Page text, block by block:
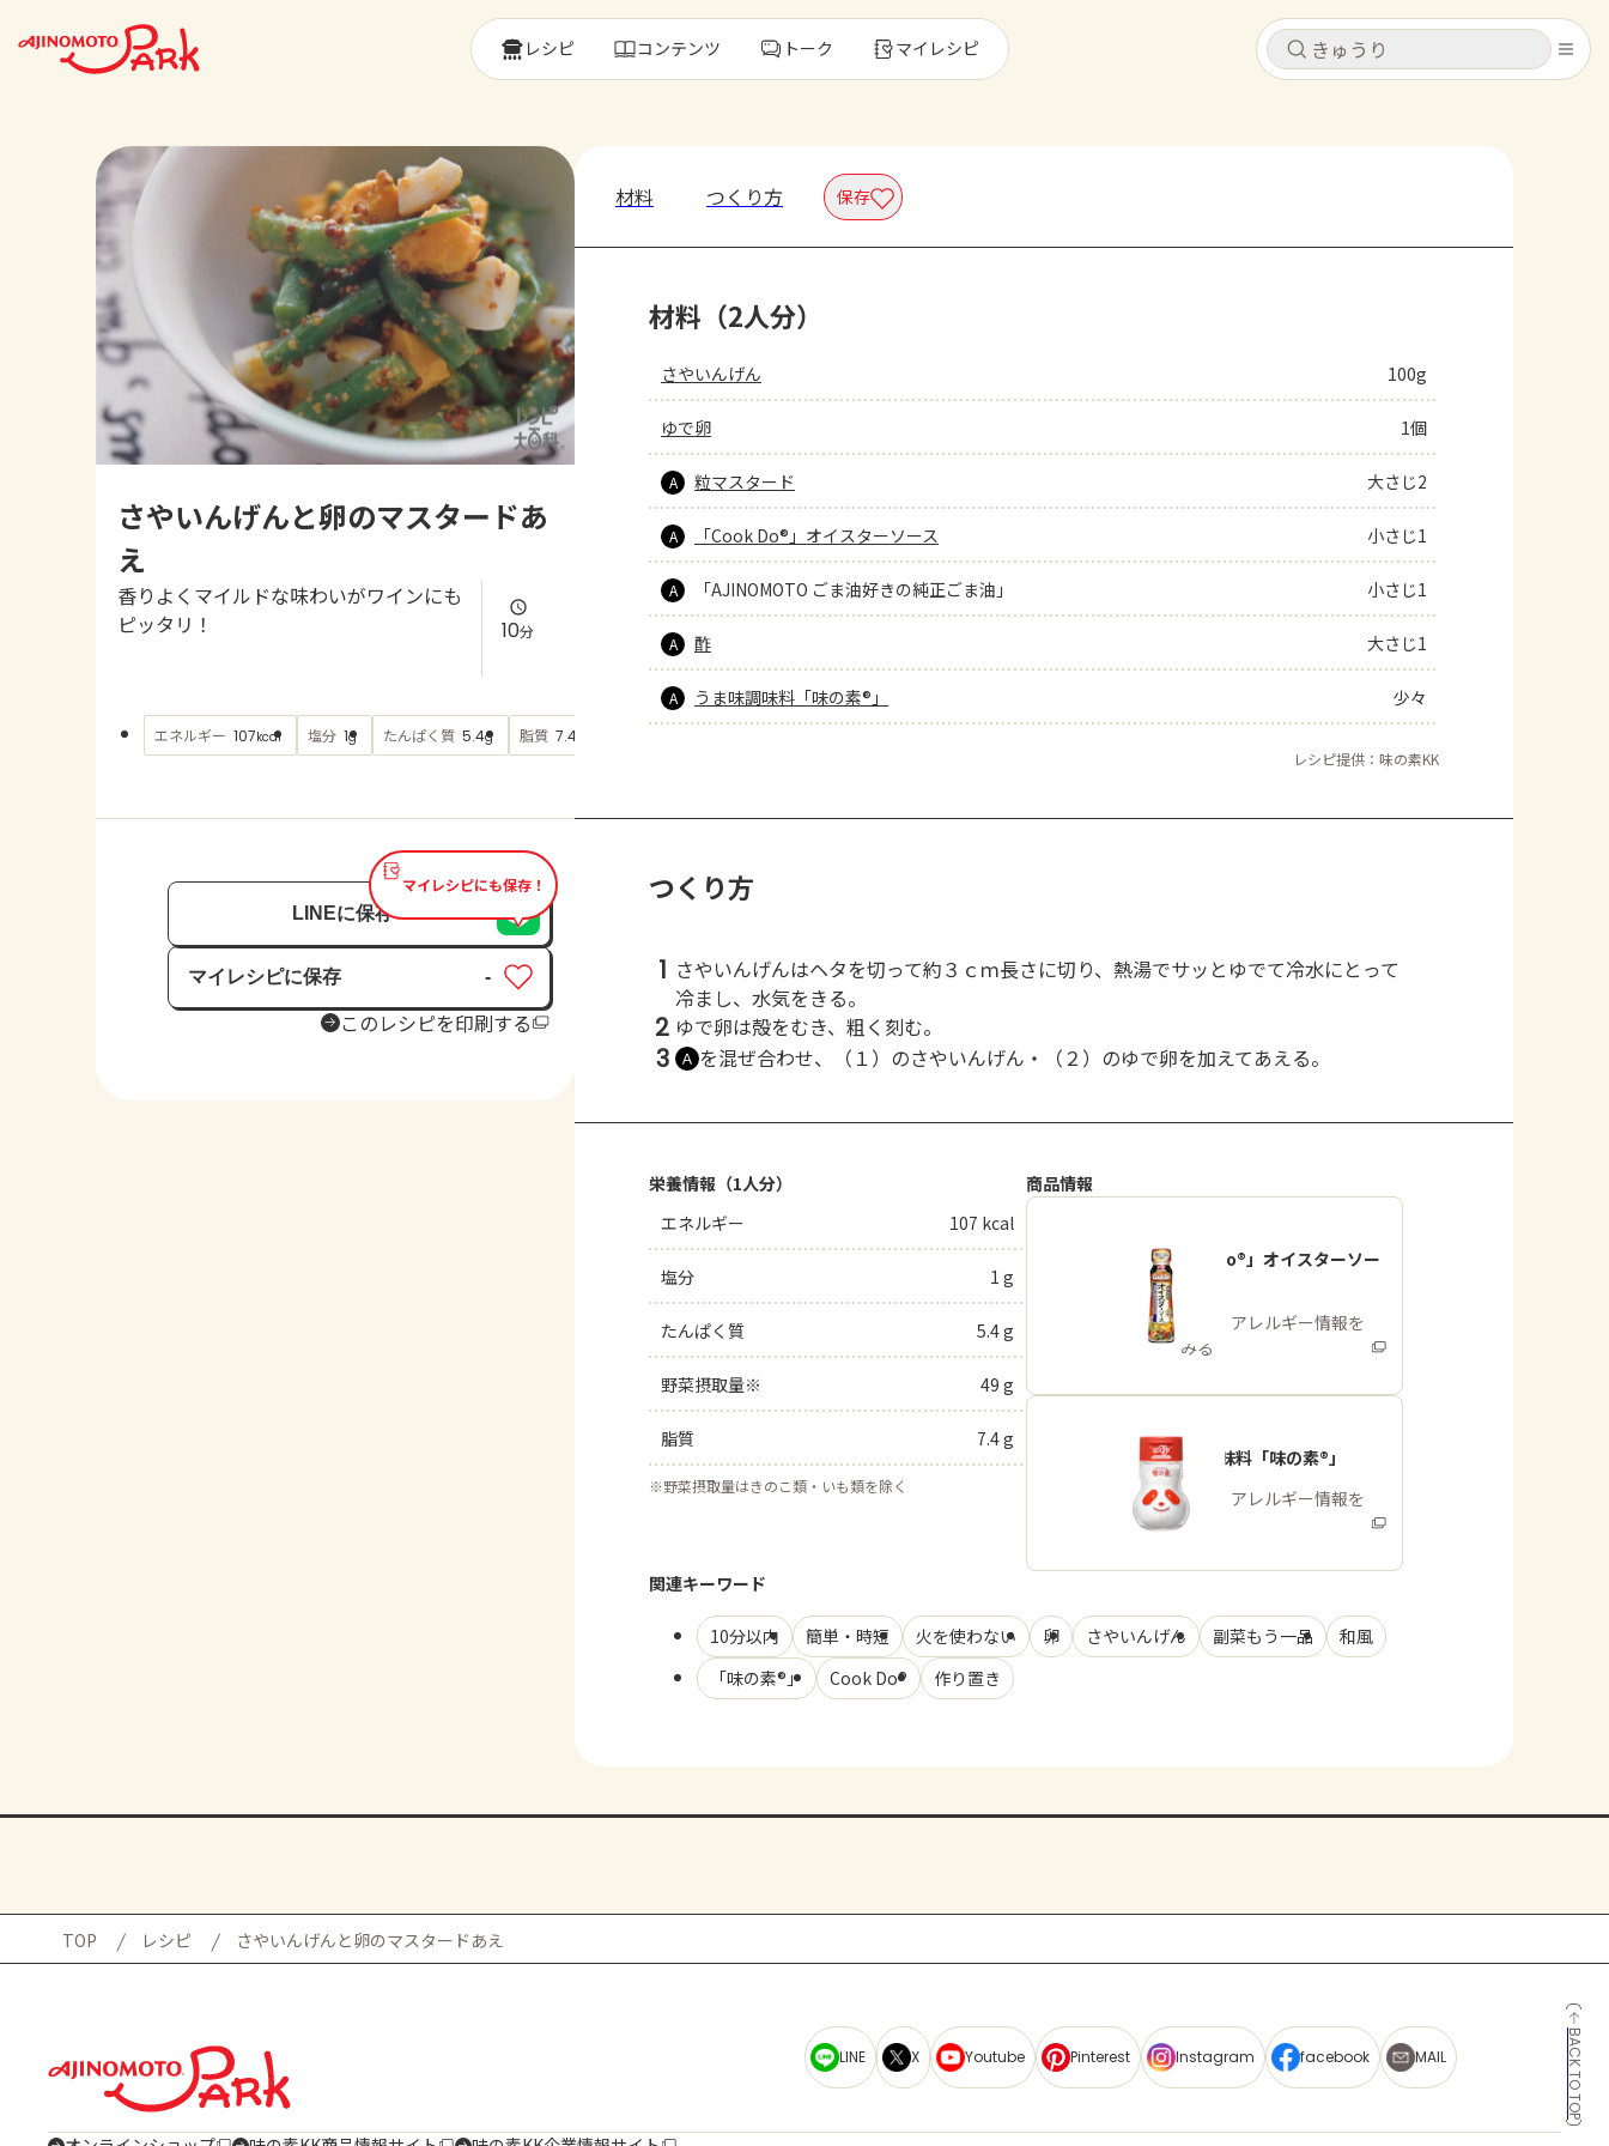
キャンセル
レシピ
トーク
よくあるお問い合わせ
AJINOMOTO PARK とは
キャンセル
レシピ コンテンツ トーク マイレシピ
さやいんげんと卵のマスタードあ
え
香りよくマイルドな味わいがワインにも
ピッタリ！
10分
エネルギー 107kcal 塩分 1g たんぱく質 5.4g 脂質 7.4
マイレシピにも保存！
LINEに保存
マイレシピに保存
保存済み
-
このレシピを印刷する
材料 つくり方 保存
材料（2人分）
さやいんげん 100g
ゆで卵 1個
A 粒マスタード 大さじ2
A 「Cook Do®」オイスターソース 小さじ1
A 「AJINOMOTO ごま油好きの純正ごま油」 小さじ1
A 酢 大さじ1
A うま味調味料「味の素®」 少々
レシピ提供：味の素KK
つくり方
1 さやいんげんはヘタを切って約３ｃｍ長さに切り、熱湯でサッとゆでて冷水にとって
冷まし、水気をきる。
2 ゆで卵は殻をむき、粗く刻む。
3 Ａ を混ぜ合わせ、（１）のさやいんげん・（２）のゆで卵を加えてあえる。
栄養情報（1人分）
エネルギー
107 kcal
塩分 1 g
たんぱく質 5.4 g
野菜摂取量※ 49 g
脂質 7.4 g
※野菜摂取量はきのこ類・いも類を除く
商品情報
「Cook Do®」オイスターソー
ス
商品・アレルギー情報を
みる
うま味調味料「味の素®」
商品・アレルギー情報を
みる
関連キーワード
10分以内 簡単・時短 火を使わない 卵 さやいんげん 副菜もう一品
和風
「味の素®」
Cook Do® 作り置き
TOP レシピ さやいんげんと卵のマスタードあえ
BACK TO TOP
LINE X Youtube Pinterest Instagram facebook MAIL